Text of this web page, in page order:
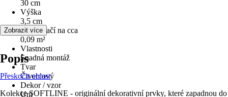
30 cm
Výška
3,5 cm
obsah stačí na cca
0,09 m²
Vlastnosti
Snadná montáž
Tvar
Čtvercový
Dekor / vzor
Uni
Zobrazit více
Popis
Přeskočit oblast
Kolekce SOFTLINE - originální dekorativní prvky, které zapadnou do